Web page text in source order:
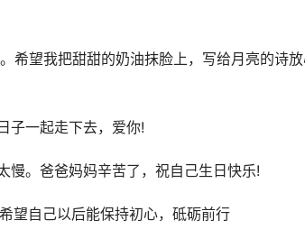
希望我把甜甜的奶油抹脸上，写给月亮的诗
子一起走下去，爱你!
慢。爸爸妈妈辛苦了，祝自己生日快乐!
望自己以后能保持初心，砥砺前行